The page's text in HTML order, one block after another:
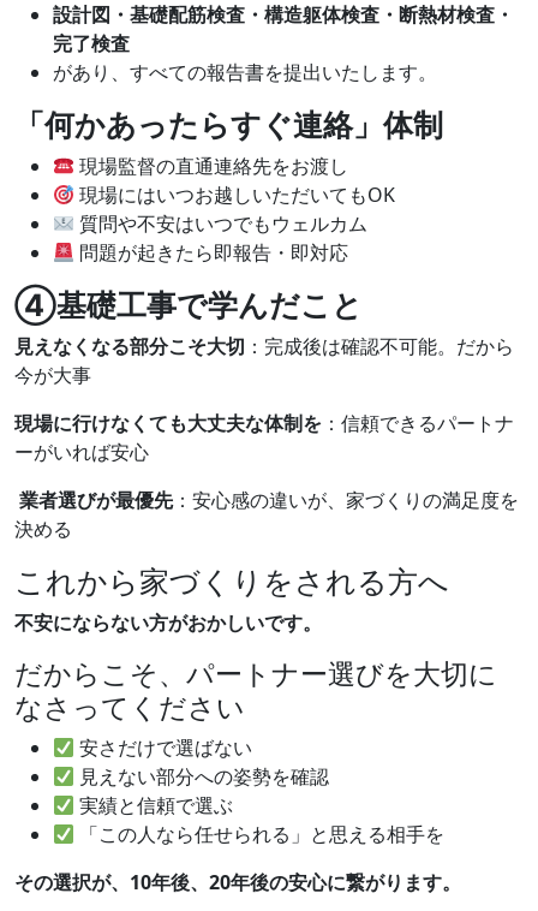
設計図・基礎配筋検査・構造躯体検査・断熱材検査・
完了検査
があり、すべての報告書を提出いたします。
「何かあったらすぐ連絡」体制
現場監督の直通連絡先をお渡し
現場にはいつお越しいただいてもOK
質問や不安はいつでもウェルカム
問題が起きたら即報告・即対応
④基礎工事で学んだこと
見えなくなる部分こそ大切 ：完成後は確認不可能。だから
今が大事
現場に行けなくても大丈夫な体制を ：信頼できるパートナ
ーがいれば安心
業者選びが最優先：安心感の違いが、家づくりの満足度を
決める
これから家づくりをされる方へ
不安にならない方がおかしいです。
だからこそ、パートナー選びを大切に
なさってください
安さだけで選ばない
見えない部分への姿勢を確認
実績と信頼で選ぶ
「この人なら任せられる」と思える相手を
その選択が、10年後、20年後の安心に繋がります。